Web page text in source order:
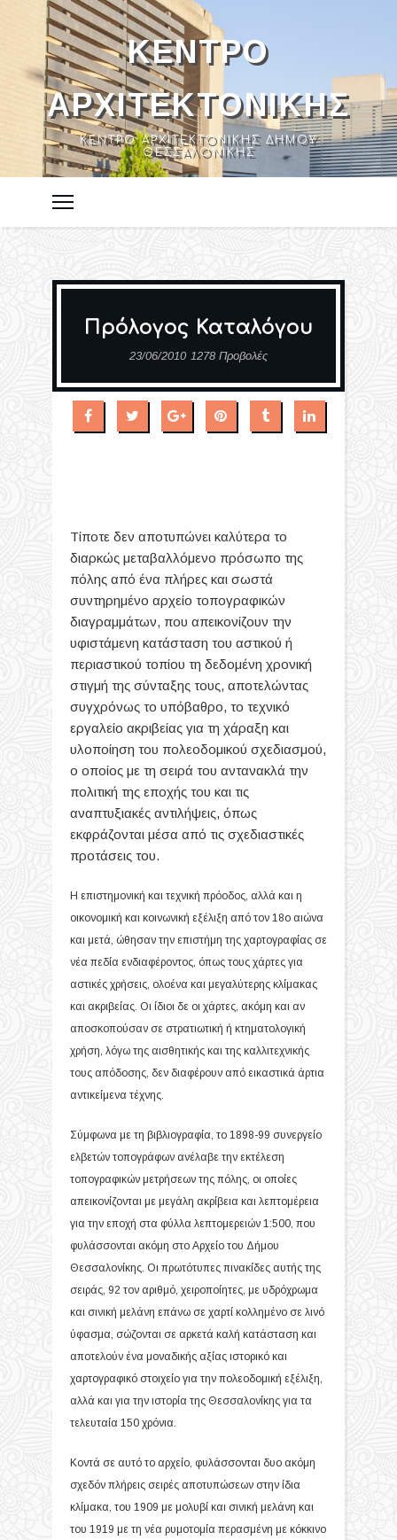
ΚΈΝΤΡΟ
ΑΡΧΙΤΕΚΤΟΝΙΚΉΣ
ΚΈΝΤΡΟ ΑΡΧΙΤΕΚΤΟΝΙΚΉΣ ΔΉΜΟΥ
ΘΕΣΣΑΛΟΝΊΚΗΣ
Πρόλογος Καταλόγου
23/06/2010 1278 Προβολές
Τίποτε δεν αποτυπώνει καλύτερα το
διαρκώς μεταβαλλόμενο πρόσωπο της
πόλης από ένα πλήρες και σωστά
συντηρημένο αρχείο τοπογραφικών
διαγραμμάτων, που απεικονίζουν την
υφιστάμενη κατάσταση του αστικού ή
περιαστικού τοπίου τη δεδομένη χρονική
στιγμή της σύνταξης τους, αποτελώντας
συγχρόνως το υπόβαθρο, το τεχνικό
εργαλείο ακριβείας για τη χάραξη και
υλοποίηση του πολεοδομικού σχεδιασμού,
ο οποίος με τη σειρά του αντανακλά την
πολιτική της εποχής του και τις
αναπτυξιακές αντιλήψεις, όπως
εκφράζονται μέσα από τις σχεδιαστικές
προτάσεις του.
Η επιστημονική και τεχνική πρόοδος, αλλά και η
οικονομική και κοινωνική εξέλιξη από τον 18ο αιώνα
και μετά, ώθησαν την επιστήμη της χαρτογραφίας σε
νέα πεδία ενδιαφέροντος, όπως τους χάρτες για
αστικές χρήσεις, ολοένα και μεγαλύτερης κλίμακας
και ακριβείας. Οι ίδιοι δε οι χάρτες, ακόμη και αν
αποσκοπούσαν σε στρατιωτική ή κτηματολογική
χρήση, λόγω της αισθητικής και της καλλιτεχνικής
τους απόδοσης, δεν διαφέρουν από εικαστικά άρτια
αντικείμενα τέχνης.
Σύμφωνα με τη βιβλιογραφία, το 1898-99 συνεργείο
ελβετών τοπογράφων ανέλαβε την εκτέλεση
τοπογραφικών μετρήσεων της πόλης, οι οποίες
απεικονίζονται με μεγάλη ακρίβεια και λεπτομέρεια
για την εποχή στα φύλλα λεπτομερειών 1:500, που
φυλάσσονται ακόμη στο Αρχείο του Δήμου
Θεσσαλονίκης. Οι πρωτότυπες πινακίδες αυτής της
σειράς, 92 τον αριθμό, χειροποίητες, με υδρόχρωμα
και σινική μελάνη επάνω σε χαρτί κολλημένο σε λινό
ύφασμα, σώζονται σε αρκετά καλή κατάσταση και
αποτελούν ένα μοναδικής αξίας ιστορικό και
χαρτογραφικό στοιχείο για την πολεοδομική εξέλιξη,
αλλά και για την ιστορία της Θεσσαλονίκης για τα
τελευταία 150 χρόνια.
Κοντά σε αυτό το αρχείο, φυλάσσονται δυο ακόμη
σχεδόν πλήρεις σειρές αποτυπώσεων στην ίδια
κλίμακα, του 1909 με μολυβί και σινική μελάνη και
του 1919 με τη νέα ρυμοτομία περασμένη με κόκκινο